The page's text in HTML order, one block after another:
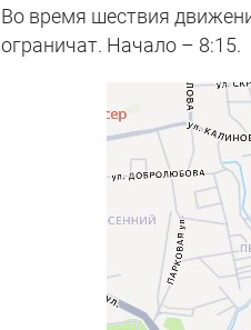
Во время шествия
ограничат. Начало – 8:15.